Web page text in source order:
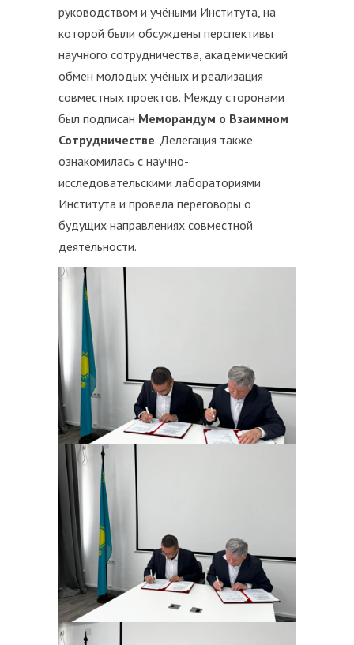
руководством и учёными Института, на
которой были обсуждены перспективы
научного сотрудничества, академический
обмен молодых учёных и реализация
совместных проектов. Между сторонами
был подписан Меморандум о Взаимном
Сотрудничестве. Делегация также
ознакомилась с научно-
исследовательскими лабораториями
Института и провела переговоры о
будущих направлениях совместной
деятельности.